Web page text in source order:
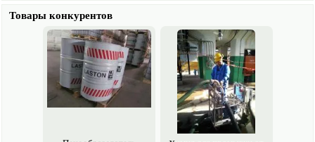
является стойкой к большинству агрессивных химических веществ,
без изменений выдерживает постоянное пребывание в жидкостной
среде (воде, кислотах, щелочах, нефти) не менее 30 лет. Создает
на поверхности ярко черное глянцевое покрытие.
Объекты применения
Производственные помещения (цеха, склады, ангары,
терминалы), во всех областях промышленности;
Металлоконструкции во всех областях промышленности.
Товары конкурентов